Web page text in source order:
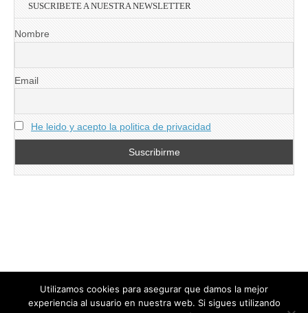
SUSCRIBETE A NUESTRA NEWSLETTER
Nombre
Email
He leido y acepto la politica de privacidad
Utilizamos cookies para asegurar que damos la mejor
experiencia al usuario en nuestra web. Si sigues utilizando